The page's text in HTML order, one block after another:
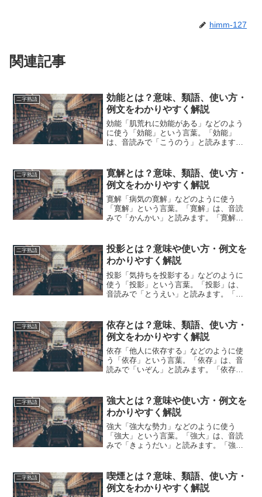
himm-127
関連記事
二字熟語
効能とは？意味、類語、使い方・
例文をわかりやすく解説
効能「肌荒れに効能がある」などのよう
に使う「効能」という言葉。「効能」
は、音読みで「こうのう」と読みます。
や使い方や類語について、小説などの用
例を紹介しながら、わかりや...
二字熟語
寛解とは？意味、類語、使い方・
例文をわかりやすく解説
寛解「病気の寛解」などのように使う
「寛解」という言葉。「寛解」は、音読
みで「かんかい」と読みます。「寛解」
方や類語について、小説などの用例を紹
介しながら、わかりやすく解説...
二字熟語
投影とは？意味や使い方・例文を
わかりやすく解説
投影「気持ちを投影する」などのように
使う「投影」という言葉。「投影」は、
音読みで「とうえい」と読みます。「投
い方について、小説などの用例を紹介し
て、わかりやすく解説して...
二字熟語
依存とは？意味、類語、使い方・
例文をわかりやすく解説
依存「他人に依存する」などのように使
う「依存」という言葉。「依存」は、音
読みで「いぞん」と読みます。「依存」
方や類語について、小説などの用例を紹
介しながら、わかりやすく解...
二字熟語
強大とは？意味や使い方・例文を
わかりやすく解説
強大「強大な勢力」などのように使う
「強大」という言葉。「強大」は、音読
みで「きょうだい」と読みます。「強
い方について、小説などの用例を紹介し
て、わかりやすく解説していき...
二字熟語
喫煙とは？意味、類語、使い方・
例文をわかりやすく解説